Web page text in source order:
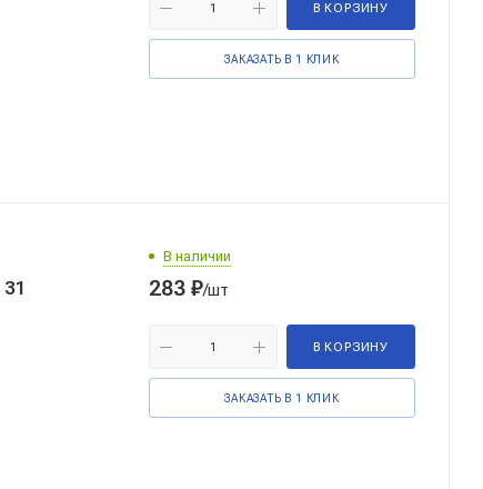
В КОРЗИНУ
ЗАКАЗАТЬ В 1 КЛИК
В наличии
283 ₽/шт
В КОРЗИНУ
ЗАКАЗАТЬ В 1 КЛИК